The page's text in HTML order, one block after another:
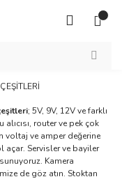
; 5V, 9V, 12V ve farklı
router ve pek çok
voltaj ve amper değerine
açar. Servisler ve bayiler
Kamera
de göz atın. Stoktan